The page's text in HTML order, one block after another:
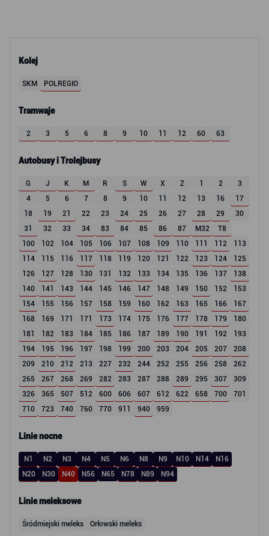
Kolej
SKM POLREGIO
Tramwaje
2 3 5 6 8 9 10 11 12 60 63
Autobusy i Trolejbusy
G J K M R S W X Z 1 2
3
4
5 6 7 8 9 10 11 12 13 16
17
18
19 21 22 23 24 25 26 27 28 29
30
31
32 33 34 83 84 85 86 87 M32
T8
100
102 104 105 106 107 108 109 110 111 112
113
114
115 116 117 118 119 120 121 122 123 124
125
126
127 128 130 131 132 133 134 135 136 137
138
140
141 143 144 145 146 147 148 149 150 152
153
154
155 156 157 158 159 160 162 163 165 166
167
168
169 171 171 173 174 175 176 177 178 179
180
181
182 183 184 185 186 187 189 190 191 192
193
194
195 196 197 198 199 200 203 204 205 207
208
209
210 212 213 227 232 244 252 255 256 258
262
265
267 268 269 282 283 287 288 289 295 307
309
326
365 507 512 600 606 607 612 622 658 700
701
710
723 740 760 770 911 940 959
Linie nocne
N1 N2 N3 N4 N5 N6 N8 N9 N10 N14
N16
N20
N30 N40 N56 N65 N78 N89 N94
Linie meleksowe
Śródmiejski meleks Orłowski meleks